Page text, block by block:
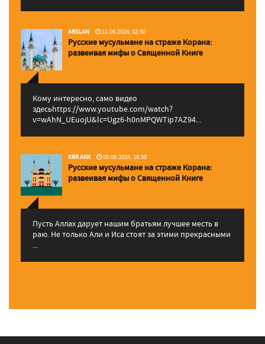
ARSLAN 11.06.2024, 02:50
Русские мусульмане на страже Корана:
pазвеивая мифы о Священной Книге
Кому интересно, само видео
здесьhttps://www.youtube.com/watch?
v=wAhN_UEuojU&lc=Ugz6-h0nMPQWTip7AZ94...
KRR AKK 09.06.2024, 18:56
Русские мусульмане на страже Корана:
pазвеивая мифы о Священной Книге
Пусть Аллах дарует нашим братьям лучшее месть в
раю. Не только Али и Иса стоят за этими прекрасными